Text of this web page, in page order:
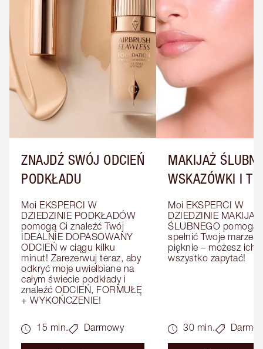
ZNAJDŹ SWÓJ ODCIEŃ
PODKŁADU
Moi EKSPERCI W
DZIEDZINIE PODKŁADÓW
pomogą Ci znaleźć Twój
IDEALNIE DOPASOWANY
ODCIEŃ w ciągu kilku
minut! Zarezerwuj teraz, aby
odkryć moje uwielbiane na
całym świecie podkłady i
znaleźć ODCIEŃ, FORMUŁĘ
+ WYKOŃCZENIE!
15 min. Darmowy
MAKIJAŻ
WSKAZÓWKI I
Moi EKSPERCI W
DZIEDZINIE
ŚLUBNEGO pomogą
spełnić Twoje
pięknie – możesz ich
wszystko zapytać!
30 min.